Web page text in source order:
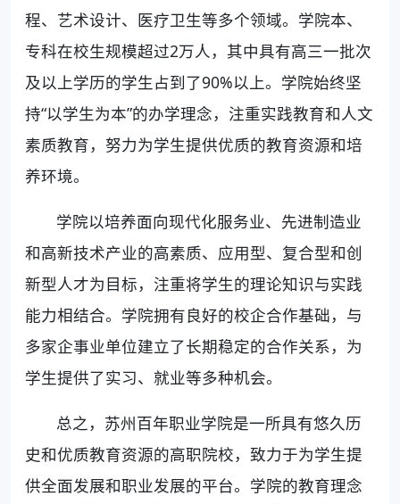
程、艺术设计、医疗卫生等多个领域。学院本、
专科在校生规模超过2万人，其中具有高三一批次
及以上学历的学生占到了90%以上。学院始终坚
持“以学生为本”的办学理念，注重实践教育和人文
素质教育，努力为学生提供优质的教育资源和培
养环境。
学院以培养面向现代化服务业、先进制造业
和高新技术产业的高素质、应用型、复合型和创
新型人才为目标，注重将学生的理论知识与实践
能力相结合。学院拥有良好的校企合作基础，与
多家企事业单位建立了长期稳定的合作关系，为
学生提供了实习、就业等多种机会。
总之，苏州百年职业学院是一所具有悠久历
史和优质教育资源的高职院校，致力于为学生提
供全面发展和职业发展的平台。学院的教育理念